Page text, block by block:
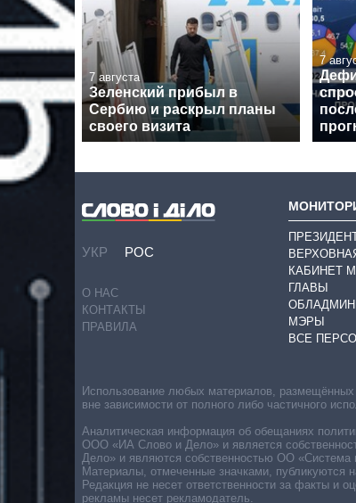
7 августа
Зеленский прибыл в
Сербию и раскрыл планы
своего визита
7
УКР РОС
О НАС
КОНТАКТЫ
ПРАВИЛА
КАБИНЕТ
ГЛАВЫ
МЭРЫ
ВСЕ
Использование любых материалов, размещённых
вне зависимости от полного либо частичного
Аналитическая информация об обещаниях
ООО «ИА Слово и Дело» и является
Дело» и являются собственностью ОО «Система
Материалы, отмеченные значками, публикуются
Редакция не несет ответственности за факты и
рекламы несет рекламодатель.